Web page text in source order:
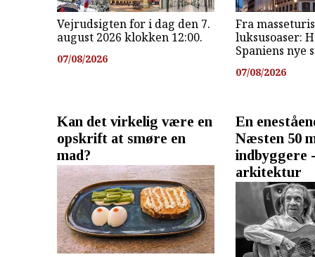
Vejrudsigten for i dag den 7.
august 2026 klokken 12:00.
07/08/2026
Fra
luksusoaser:
Spaniens nye
07/08/2026
Kan det virkelig være en
opskrift at smøre en
mad?
En
Næsten 50
indbyggere
arkitektur